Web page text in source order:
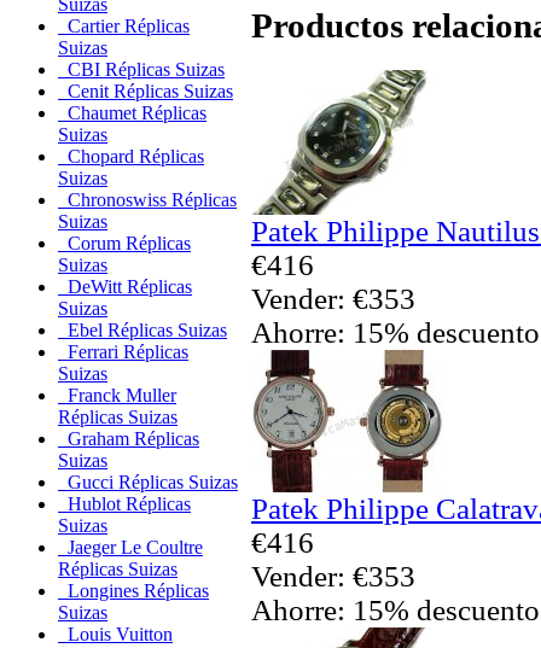
Suizas
Cartier Réplicas
Suizas
CBI Réplicas Suizas
Cenit Réplicas Suizas
Chaumet Réplicas
Suizas
Chopard Réplicas
Suizas
Chronoswiss Réplicas
Suizas
Corum Réplicas
Suizas
DeWitt Réplicas
Suizas
Ebel Réplicas Suizas
Ferrari Réplicas
Suizas
Franck Muller
Réplicas Suizas
Graham Réplicas
Suizas
Gucci Réplicas Suizas
Hublot Réplicas
Suizas
Jaeger Le Coultre
Réplicas Suizas
Longines Réplicas
Suizas
Louis Vuitton
Productos
Patek Philippe
€416
Vender: €353
Ahorre: 15% descuento
Patek Philippe
€416
Vender: €353
Ahorre: 15% descuento